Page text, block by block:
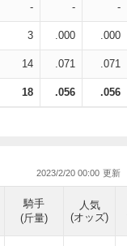
- - -
3 .000 .000
14 .071 .071
18 .056 .056
2023/2/20 00:00
騎手
(斤量)
人気
(オッズ)